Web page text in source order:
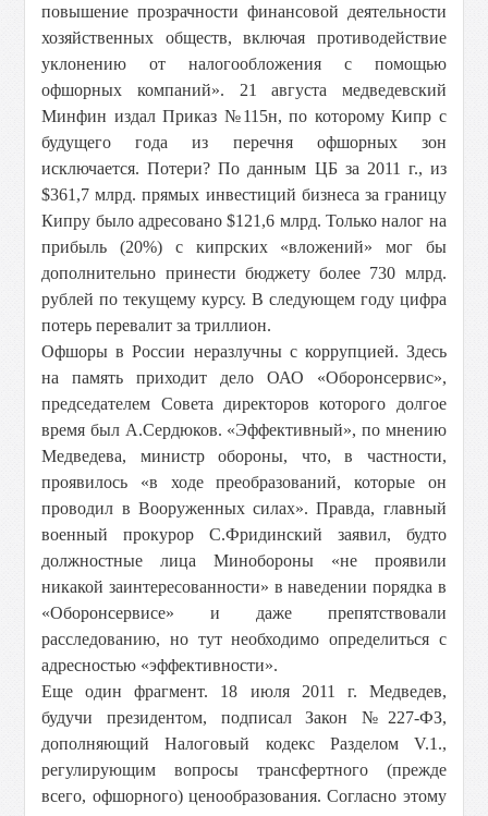
повышение прозрачности финансовой деятельности
хозяйственных обществ, включая противодействие
уклонению от налогообложения с помощью
офшорных компаний». 21 августа медведевский
Минфин издал Приказ №115н, по которому Кипр с
будущего года из перечня офшорных зон
исключается. Потери? По данным ЦБ за 2011 г., из
$361,7 млрд. прямых инвестиций бизнеса за границу
Кипру было адресовано $121,6 млрд. Только налог на
прибыль (20%) с кипрских «вложений» мог бы
дополнительно принести бюджету более 730 млрд.
рублей по текущему курсу. В следующем году цифра
потерь перевалит за триллион.
Офшоры в России неразлучны с коррупцией. Здесь
на память приходит дело ОАО «Оборонсервис»,
председателем Совета директоров которого долгое
время был А.Сердюков. «Эффективный», по мнению
Медведева, министр обороны, что, в частности,
проявилось «в ходе преобразований, которые он
проводил в Вооруженных силах». Правда, главный
военный прокурор С.Фридинский заявил, будто
должностные лица Минобороны «не проявили
никакой заинтересованности» в наведении порядка в
«Оборонсервисе» и даже препятствовали
расследованию, но тут необходимо определиться с
адресностью «эффективности».
Еще один фрагмент. 18 июля 2011 г. Медведев,
будучи президентом, подписал Закон №227-ФЗ,
дополняющий Налоговый кодекс Разделом V.1.,
регулирующим вопросы трансфертного (прежде
всего, офшорного) ценообразования. Согласно этому